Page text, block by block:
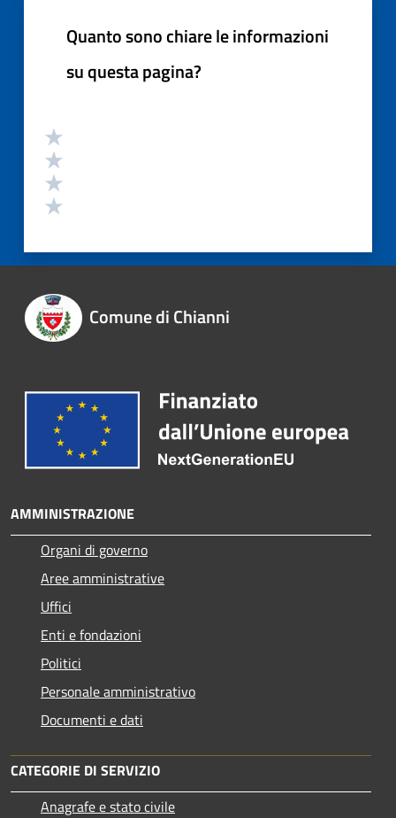
Quanto sono chiare le informazioni
su questa pagina?
Comune di Chianni
AMMINISTRAZIONE
Organi di governo
Aree amministrative
Uffici
Enti e fondazioni
Politici
Personale amministrativo
Documenti e dati
CATEGORIE DI SERVIZIO
Anagrafe e stato civile